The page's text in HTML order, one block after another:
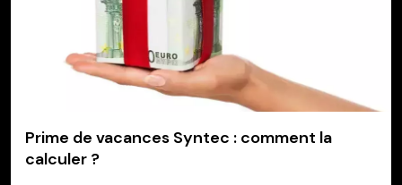
Prime de vacances Syntec : comment la
calculer ?